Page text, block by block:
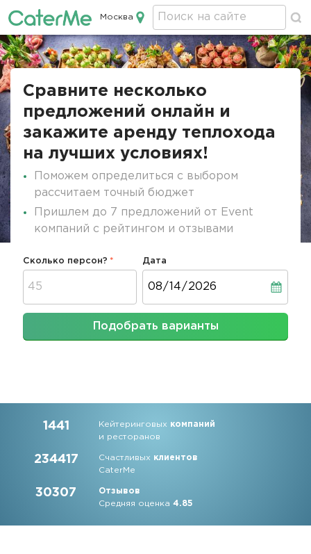
Кейтеринг в Москве
Москва
Строка
Сравните несколько
предложений онлайн и
закажите аренду теплохода
на лучших условиях!
Поможем определиться с выбором
рассчитаем точный бюджет
Пришлем до 7 предложений от Event
компаний с рейтингом и отзывами
Сколько персон? Дата
Подобрать варианты
1441 Кейтеринговых компаний
и ресторанов
234417 Счастливых клиентов
CaterMe
30307
Отзывов
Средняя оценка4.85